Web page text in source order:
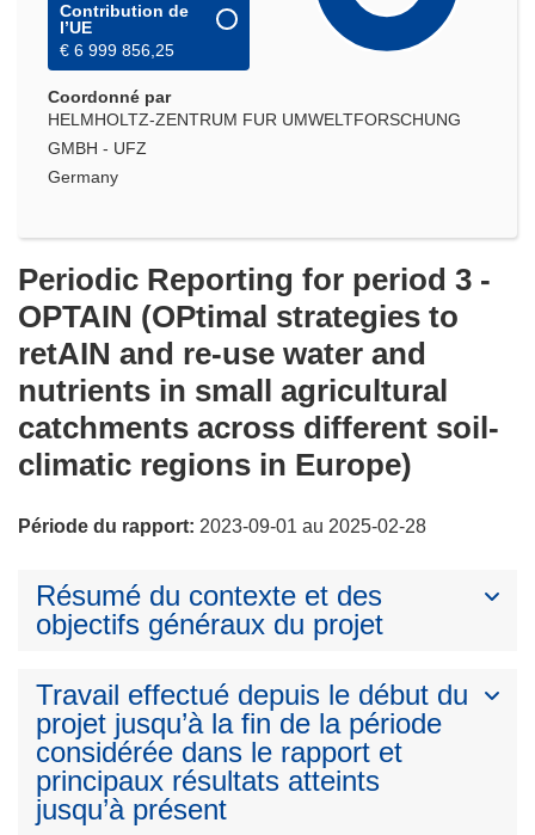
Contribution de
l’UE
€ 6 999 856,25
Coordonné par
HELMHOLTZ-ZENTRUM FUR UMWELTFORSCHUNG
GMBH - UFZ
Germany
Periodic Reporting for period 3 -
OPTAIN (OPtimal strategies to
retAIN and re-use water and
nutrients in small agricultural
catchments across different soil-
climatic regions in Europe)
Période du rapport: 2023-09-01 au 2025-02-28
Résumé du contexte et des
objectifs généraux du projet
Travail effectué depuis le début du
projet jusqu’à la fin de la période
considérée dans le rapport et
principaux résultats atteints
jusqu’à présent